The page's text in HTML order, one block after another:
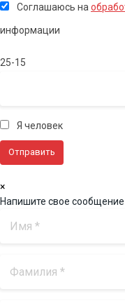
Соглашаюсь на
информации
25-15
Я человек
×
Напишите свое сообщение